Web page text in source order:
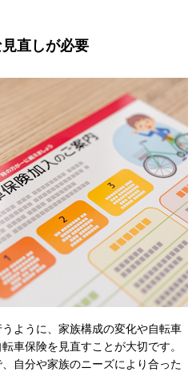
直しが必要
ように、家族構成の変化や自転車
車保険を見直すことが大切です。
自分や家族のニーズにより合った